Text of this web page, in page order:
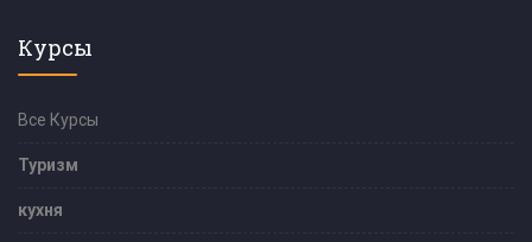
Курсы
Все Курсы
Туризм
кухня